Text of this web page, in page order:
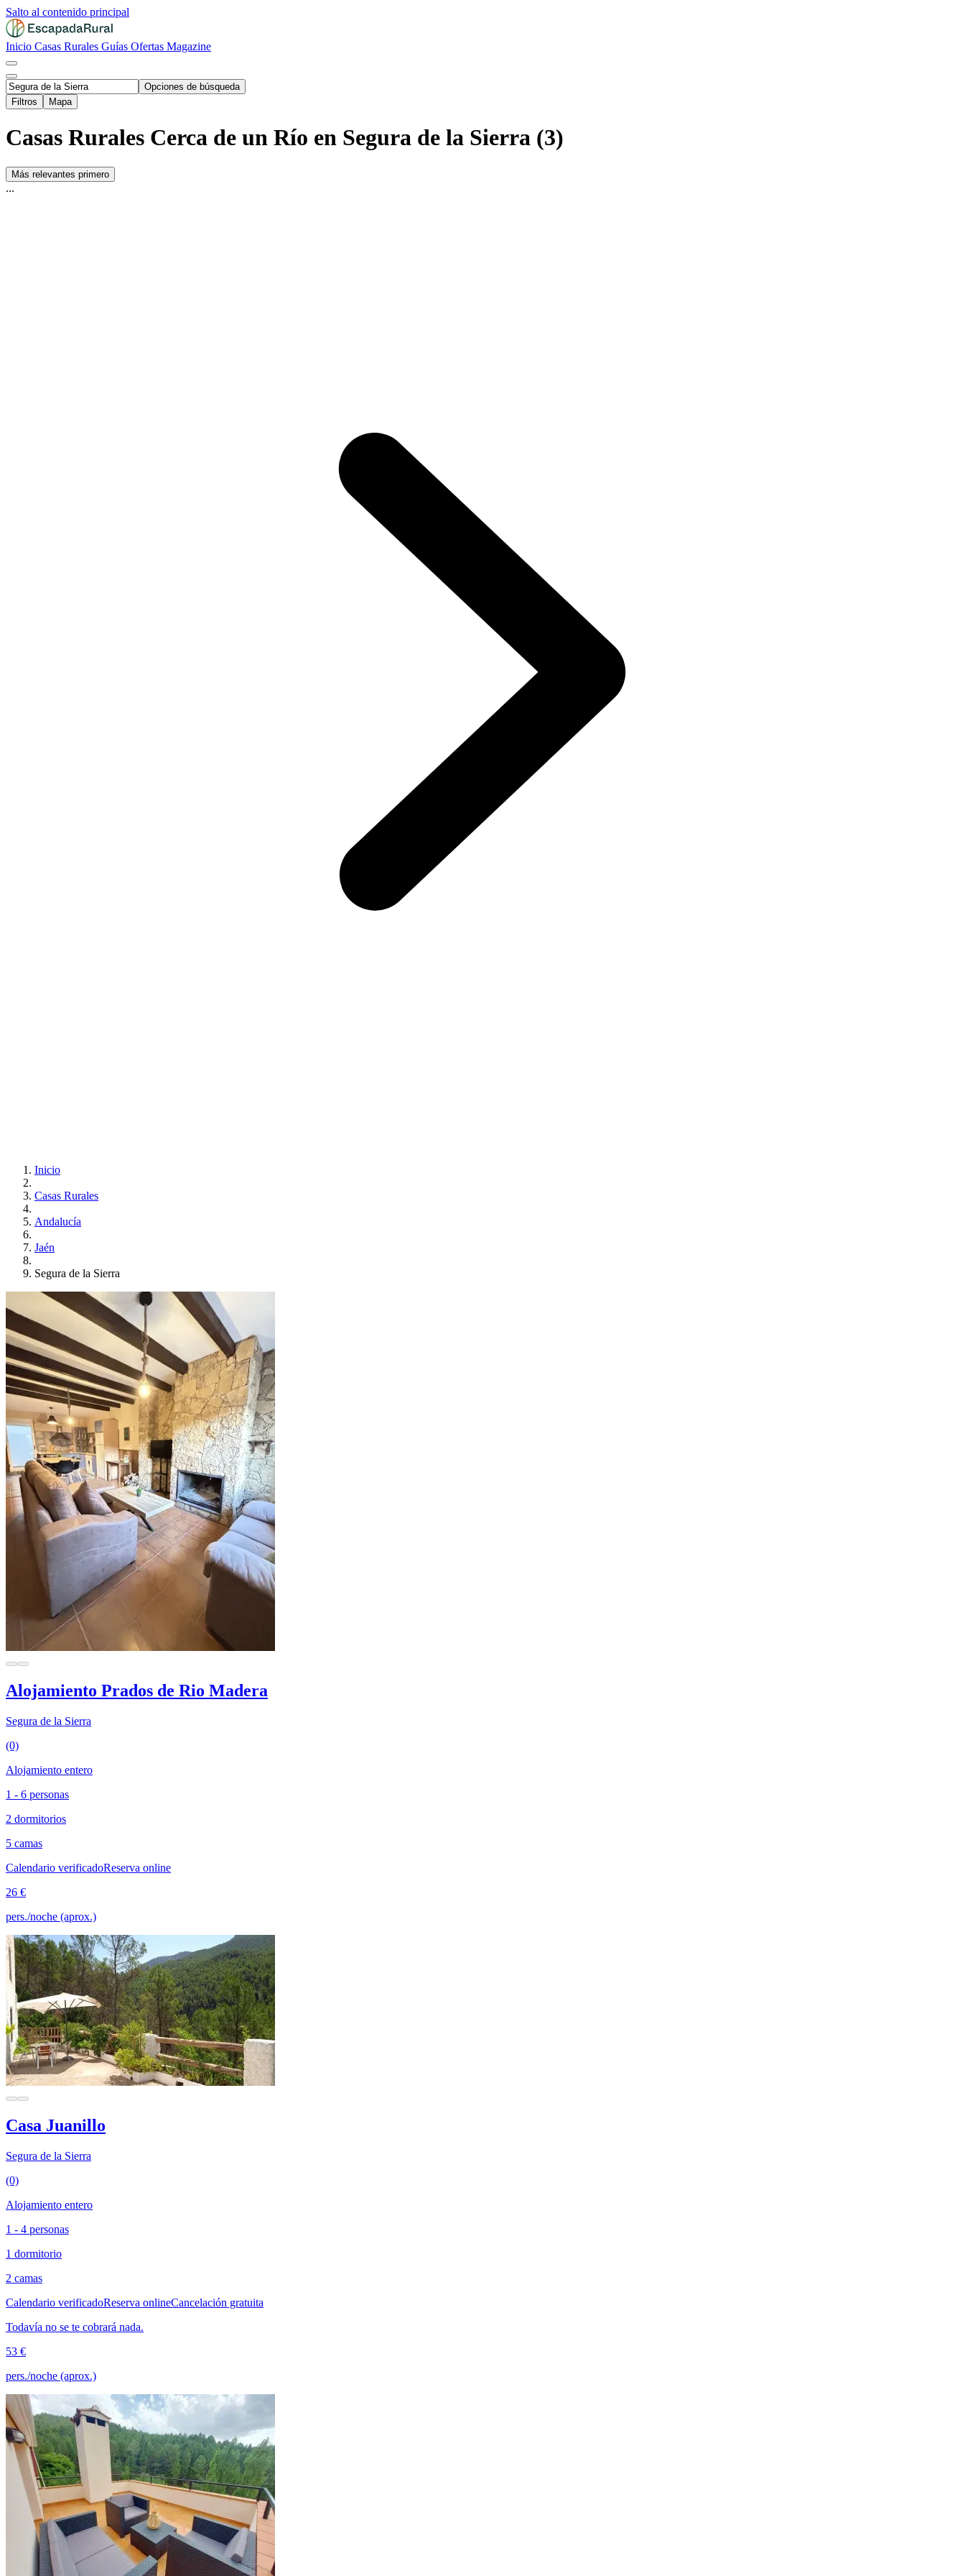
Salto al contenido principal
Inicio Casas Rurales Guías Ofertas Magazine
Opciones de búsqueda
Filtros
Mapa
Casas Rurales Cerca de un Río en Segura de la Sierra (3)
Más relevantes primero
...
Inicio
Casas Rurales
Andalucía
Jaén
Segura de la Sierra
Alojamiento Prados de Rio Madera
Segura de la Sierra
(0)
Alojamiento entero
1 - 6 personas
2 dormitorios
5 camas
Calendario verificadoReserva online
26 €
pers./noche (aprox.)
Casa Juanillo
Segura de la Sierra
(0)
Alojamiento entero
1 - 4 personas
1 dormitorio
2 camas
Calendario verificadoReserva onlineCancelación gratuita
Todavía no se te cobrará nada.
53 €
pers./noche (aprox.)